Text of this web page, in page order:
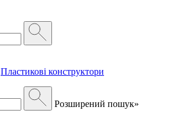
Пластикові конструктори
Розширений пошук»